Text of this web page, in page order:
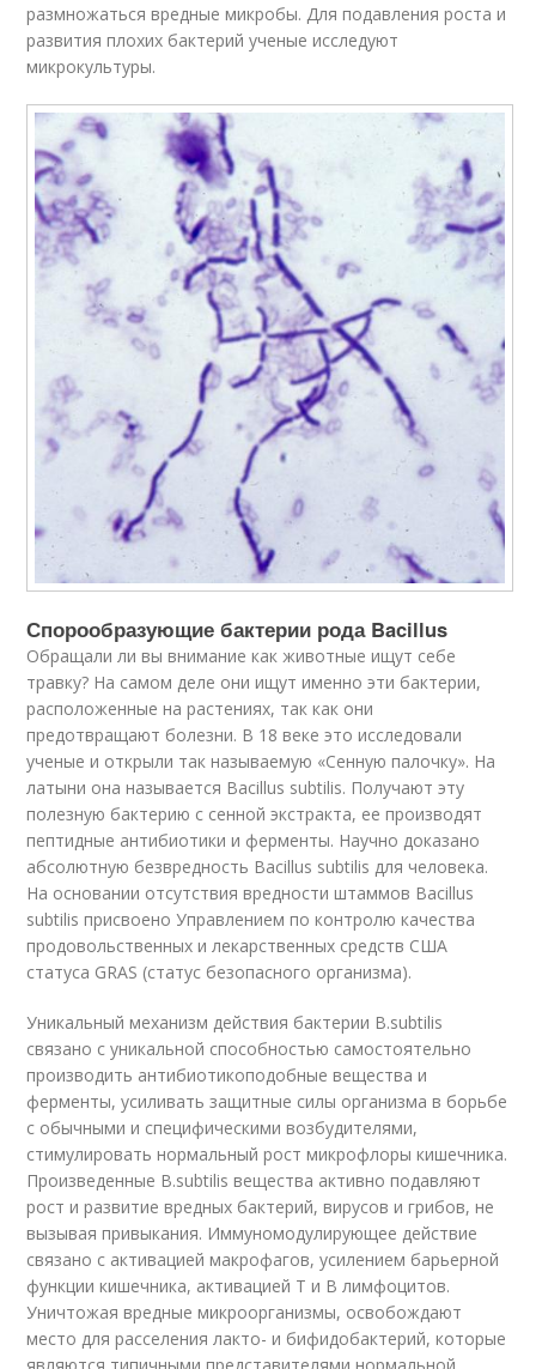
размножаться вредные микробы. Для подавления роста и
развития плохих бактерий ученые исследуют
микрокультуры.
Спорообразующие бактерии рода Bacillus
Обращали ли вы внимание как животные ищут себе
травку? На самом деле они ищут именно эти бактерии,
расположенные на растениях, так как они
предотвращают болезни. В 18 веке это исследовали
ученые и открыли так называемую «Сенную палочку». На
латыни она называется Bacillus subtilis. Получают эту
полезную бактерию с сенной экстракта, ее производят
пептидные антибиотики и ферменты. Научно доказано
абсолютную безвредность Bacillus subtilis для человека.
На основании отсутствия вредности штаммов Bacillus
subtilis присвоено Управлением по контролю качества
продовольственных и лекарственных средств США
статуса GRAS (статус безопасного организма).
Уникальный механизм действия бактерии B.subtilis
связано с уникальной способностью самостоятельно
производить антибиотикоподобные вещества и
ферменты, усиливать защитные силы организма в борьбе
с обычными и специфическими возбудителями,
стимулировать нормальный рост микрофлоры кишечника.
Произведенные B.subtilis вещества активно подавляют
рост и развитие вредных бактерий, вирусов и грибов, не
вызывая привыкания. Иммуномодулирующее действие
связано с активацией макрофагов, усилением барьерной
функции кишечника, активацией Т и В лимфоцитов.
Уничтожая вредные микроорганизмы, освобождают
место для расселения лакто- и бифидобактерий, которые
являются типичными представителями нормальной